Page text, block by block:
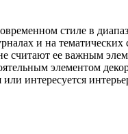
стиле в
и на
считают ее важным
элементом
или интересуется